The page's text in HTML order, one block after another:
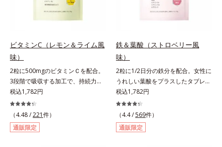
る「ビタミンB群＆アミノ酸」、ス
ける女性こそ不足しやすい栄養素を
チャージして、安定した美しさをサ
ポートする「カルシウム＆ビタミン
D」の全６種類。体の中からキレイ
の土台を整え、美しさの次の一歩を
引き出します。水なしでOK、持ち
歩きやすいパウチタイプなので、い
つでもどこでも手軽にカリッとチャ
ージ。フルーツ風味だから、おやつ
ビタミンC（レモン＆ライム風
味）
2粒に500mgのビタミンＣを配合。
3段階で吸収する加工で、持続力が
ぐんとアップ。ビタミンC（レモン
＆ライム風味）は、栄養機能食品で
すビタミンCは、皮膚や粘膜の健康
維持を助けるとともに、抗酸化作用
を持つ栄養素です。2粒にレモン約
税込1,782円
（4.48 /221件）
通販限定
鉄＆葉酸（ストロベリー風
味）
2粒に1/2日分の鉄分を配合。女性に
うれしい葉酸をプラスしたタブレッ
トタイプ。2粒にプルーン約50個分
（*1）もの鉄分を配合し、さらに女
性周期をサポートする葉酸をプラス
しました。甘酸っぱくて続けやす
い、ストロベリー風味です。*1 :
税込1,782円
（4.4 /569件）
通販限定